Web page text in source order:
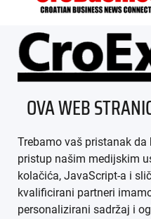
OVA WEB
Trebamo vaš pristanak
pristup našim medijskim
kolačića, JavaScript-a i
kvalificirani partneri
personalizirani sadržaj i